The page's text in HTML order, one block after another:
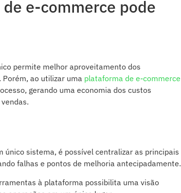
e-commerce pode
permite melhor aproveitamento dos
ao utilizar uma plataforma de e-commerce
gerando uma economia dos custos
único sistema, é possível centralizar as principais
falhas e pontos de melhoria antecipadamente.
à plataforma possibilita uma visão